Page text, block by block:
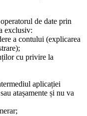
de date prin
exclusiv:
a contului (explicarea
cu privire la
aplicației
atașamente și nu va